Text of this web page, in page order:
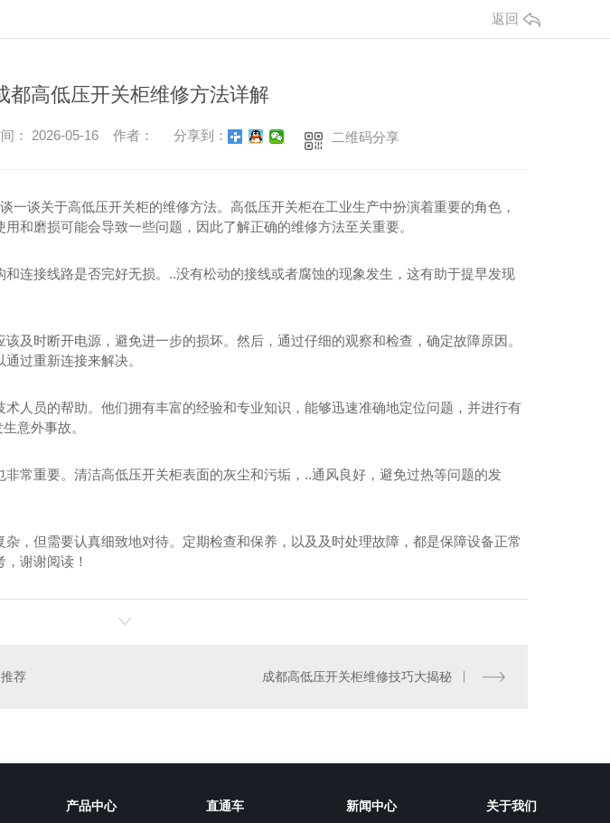
返回
都高低压开关柜维修方法详解
： 2026-05-16 作者： 分享到： 二维码分享
一谈关于高低压开关柜的维修方法。高低压开关柜在工业生产中扮演着重要的角色，
和磨损可能会导致一些问题，因此了解正确的维修方法至关重要。
连接线路是否完好无损。..没有松动的接线或者腐蚀的现象发生，这有助于提早发现
及时断开电源，避免进一步的损坏。然后，通过仔细的观察和检查，确定故障原因。
过重新连接来解决。
人员的帮助。他们拥有丰富的经验和专业知识，能够迅速准确地定位问题，并进行有
意外事故。
常重要。清洁高低压开关柜表面的灰尘和污垢，..通风良好，避免过热等问题的发
，但需要认真细致地对待。定期检查和保养，以及及时处理故障，都是保障设备正常
谢谢阅读！
荐 成都高低压开关柜维修技巧大揭秘
产品中心 直通车 新闻中心 关于我们